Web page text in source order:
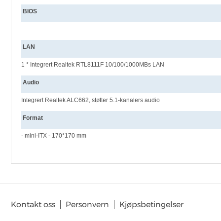
BIOS
LAN
1 * Integrert Realtek RTL8111F 10/100/1000MBs LAN
Audio
Integrert Realtek ALC662, støtter 5.1-kanalers audio
Format
- mini-ITX - 170*170 mm
SKRIV OMTALE
Kontakt oss Personvern Kjøpsbetingelser